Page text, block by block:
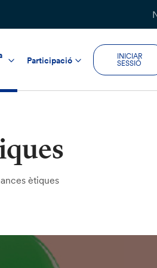
Participació
INICIAR
SESSIÓ
ètiques